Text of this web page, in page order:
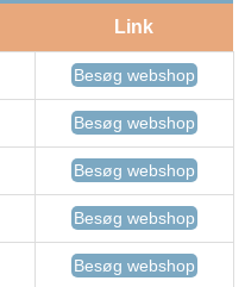
Link
Besøg webshop
Besøg webshop
Besøg webshop
Besøg webshop
Besøg webshop